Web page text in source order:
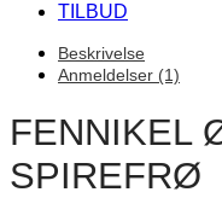
TILBUD
Beskrivelse
Anmeldelser (1)
FENNIKEL
SPIREFRØ